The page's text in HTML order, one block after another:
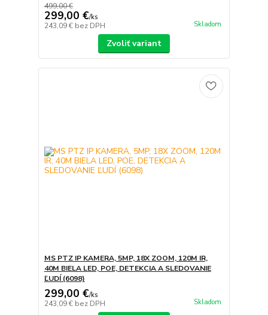
499,00 €
299,00 €/ks
243,09 € bez DPH Skladom
Zvoliť variant
MS PTZ IP KAMERA, 5MP, 18X ZOOM, 120M IR,
40M BIELA ​​LED, POE, DETEKCIA A SLEDOVANIE
ĽUDÍ (6098)
299,00 €/ks
243,09 € bez DPH Skladom